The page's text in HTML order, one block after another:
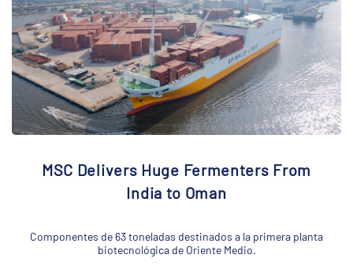
MSC Delivers Huge Fermenters From
India to Oman
Componentes de 63 toneladas destinados a la primera planta
biotecnológica de Oriente Medio.